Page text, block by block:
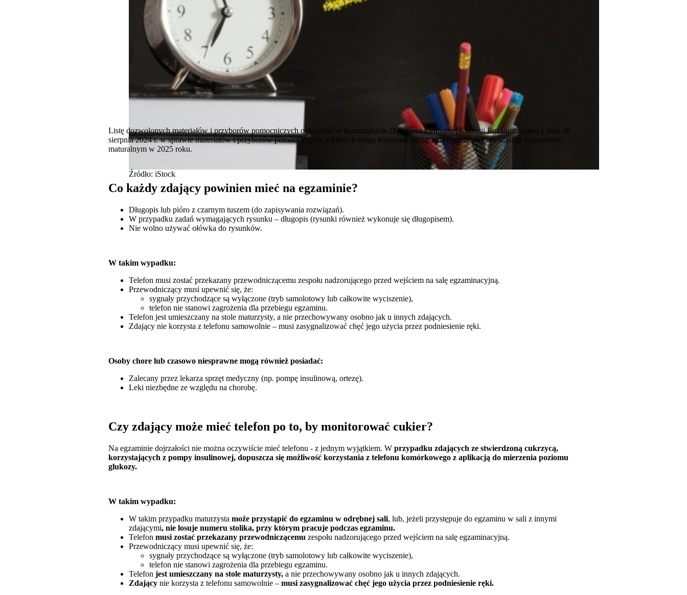
Źródło: iStock
Listę dozwolonych materiałów i przyborów pomocniczych ogłoszono w Komunikacie Dyrektora Centralnej Komisji Egzaminacyjnej z dnia 20
sierpnia 2024 r. w sprawie materiałów i przyborów pomocniczych, z których mogą korzystać zdający na egzaminie ósmoklasisty i egzaminie
maturalnym w 2025 roku.
Co każdy zdający powinien mieć na egzaminie?
Długopis lub pióro z czarnym tuszem (do zapisywania rozwiązań).
W przypadku zadań wymagających rysunku – długopis (rysunki również wykonuje się długopisem).
Nie wolno używać ołówka do rysunków.
W takim wypadku:
Telefon musi zostać przekazany przewodniczącemu zespołu nadzorującego przed wejściem na salę egzaminacyjną.
Przewodniczący musi upewnić się, że:
sygnały przychodzące są wyłączone (tryb samolotowy lub całkowite wyciszenie),
telefon nie stanowi zagrożenia dla przebiegu egzaminu.
Telefon jest umieszczany na stole maturzysty, a nie przechowywany osobno jak u innych zdających.
Zdający nie korzysta z telefonu samowolnie – musi zasygnalizować chęć jego użycia przez podniesienie ręki.
Osoby chore lub czasowo niesprawne mogą również posiadać:
Zalecany przez lekarza sprzęt medyczny (np. pompę insulinową, ortezę).
Leki niezbędne ze względu na chorobę.
Czy zdający może mieć telefon po to, by monitorować cukier?
Na egzaminie dojrzałości nie można oczywiście mieć telefonu - z jednym wyjątkiem. W przypadku zdających ze stwierdzoną cukrzycą,
korzystających z pompy insulinowej, dopuszcza się możliwość korzystania z telefonu komórkowego z aplikacją do mierzenia poziomu
glukozy.
W takim wypadku:
W takim przypadku maturzysta może przystąpić do egzaminu w odrębnej sali, lub, jeżeli przystępuje do egzaminu w sali z innymi
zdającymi, nie losuje numeru stolika, przy którym pracuje podczas egzaminu.
Telefon musi zostać przekazany przewodniczącemu zespołu nadzorującego przed wejściem na salę egzaminacyjną.
Przewodniczący musi upewnić się, że:
sygnały przychodzące są wyłączone (tryb samolotowy lub całkowite wyciszenie),
telefon nie stanowi zagrożenia dla przebiegu egzaminu.
Telefon jest umieszczany na stole maturzysty, a nie przechowywany osobno jak u innych zdających.
Zdający nie korzysta z telefonu samowolnie – musi zasygnalizować chęć jego użycia przez podniesienie ręki.